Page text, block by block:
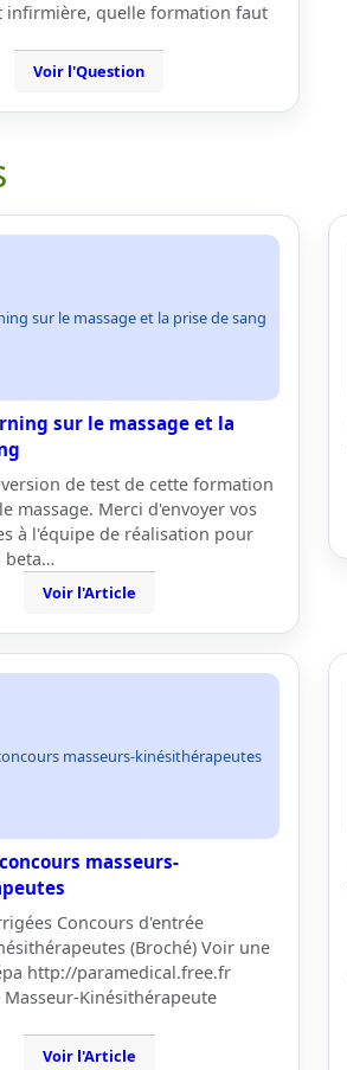
infirmière, quelle formation faut
Voir l'Question
sur le massage et la prise de sang
sur le massage et la
de test de cette formation
massage. Merci d'envoyer vos
à l'équipe de réalisation pour
beta…
Voir l'Article
masseurs-kinésithérapeutes
masseurs-
Concours d'entrée
(Broché) Voir une
http://paramedical.free.fr
Masseur-Kinésithérapeute
Voir l'Article